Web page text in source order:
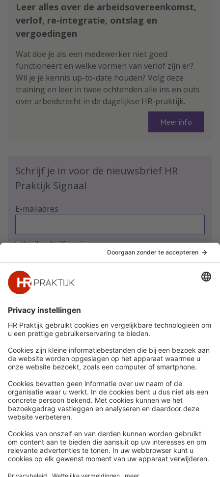
Leer alles over de arbeidsovereenkomst,
verlof, re-integratie, ontslag en
vergoedingen
Wat doe je als een medewerker niet goed
functioneert en welke vormen van verlof zijn er?
Wil je je kennis up-to-date houden? Volg deze
training en leer in twee ochtenden alle ins en outs
over arbeidsrecht in de dagelijkse HR-praktijk.
Meer info
Schrijf je in voor de nieuwsbrief HR
Praktijk Signaal
E-mailadres
Ja, ik schrijf me in
Snel naar
Nieuws
Whitepapers
Webinars
Word lid
Contact
Meer
HR Academy
HR Podcast
CHRO
HR Day
Volg Ons